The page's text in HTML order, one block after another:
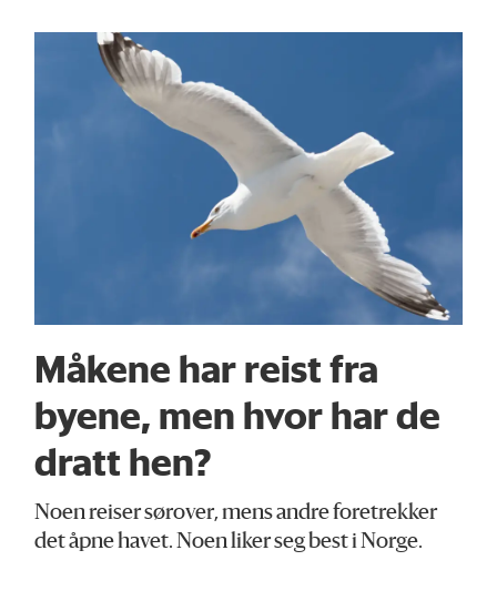
Måkene har reist fra
byene, men hvor har de
dratt hen?
Noen reiser sørover, mens andre foretrekker
det åpne havet. Noen liker seg best i Norge.